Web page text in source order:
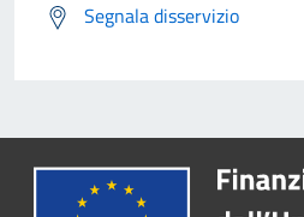
Segnala disservizio